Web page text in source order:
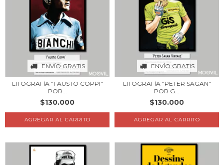
ENVÍO GRATIS
LITOGRAFÍA "FAUSTO COPPI"
POR...
$130.000
AGREGAR AL CARRITO
ENVÍO GRATIS
LITOGRAFÍA "PETER SAGAN"
POR G...
$130.000
AGREGAR AL CARRITO